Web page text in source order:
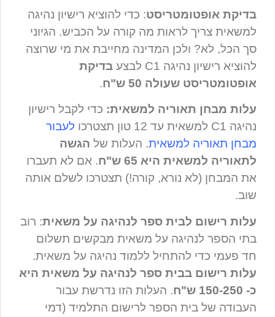
בדיקת אופטומטריסט: כדי להוציא רישיון נהיגה
למשאית צריך לראות מה קורה על הכביש. הגיוני
סך הכל, לא? ולכן המדינה מחייבת את מי שרוצה
להוציא רישיון נהיגה C1 לבצע
בדיקת
אופטומטריסט שעולה 50 ש"ח
.
עלות מבחן תאוריה למשאית: כדי לקבל רישיון
נהיגה C1 למשאית עד 12 טון תצטרכו
לעבור
מבחן תאוריה למשאית. העלות של הגשה
לתאוריה למשאית היא 65 ש"ח
. אם לא תעברו
את המבחן (לא נורא, קורה!) תצטרכו לשלם אותה
שוב.
עלות רישום לבית ספר לנהיגה על משאית: רוב
בתי הספר לנהיגה על משאית מבקשים תשלום
חד פעמי כדי להתחיל ללמוד נהיגה על משאית.
עלות רישום בבית ספר לנהיגה על משאית היא
כ- 150-250 ש"ח
. העלות הזו נדרשת עבור
העבודה של בית הספר לרישום התלמיד (דמי